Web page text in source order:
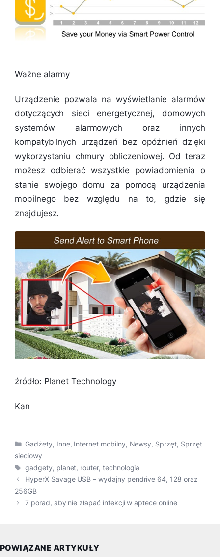
Ważne alarmy
Urządzenie pozwala na wyświetlanie alarmów
dotyczących sieci energetycznej, domowych
systemów alarmowych oraz innych
kompatybilnych urządzeń bez opóźnień dzięki
wykorzystaniu chmury obliczeniowej. Od teraz
możesz odbierać wszystkie powiadomienia o
stanie swojego domu za pomocą urządzenia
mobilnego bez względu na to, gdzie się
znajdujesz.
źródło: Planet Technology
Kan
Kategorie
Gadżety, Inne, Internet mobilny, Newsy, Sprzęt, Sprzęt
sieciowy
Tagi
gadgety, planet, router, technologia
HyperX Savage USB – wydajny pendrive 64, 128 oraz
256GB
7 porad, aby nie złapać infekcji w aptece online
POWIĄZANE ARTYKUŁY